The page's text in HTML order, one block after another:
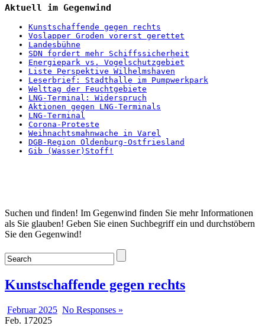
Aktuell im Gegenwind
Kunstschaffende gegen rechts
Voslapper Groden vorerst gerettet
Landesbühne
SDN fordert mehr Schiffssicherheit
Energiepark vs. Vogelschutzgebiet
Liste Perspektive Wilhelmshaven
Leserbrief: Stadthalle im Pumpwerkpark
Welttag der Feuchtgebiete
LNG-Terminal: Widerspruch
Aktionen gegen LNG-Terminals
LNG-Terminal
Corona-Proteste
Weihnachtsmahnwache in Varel
DGB-Region Oldenburg-Ostfriesland
Gib (Wasser)Stoff!
Startseite
Suchen und finden! Im Gegenwind finden Sie mehr Informationen
als Sie glauben! Geben Sie einen Suchbegriff ein und durchstöbern
Sie den Gegenwind!
Kunstschaffende gegen rechts
Februar 2025 No Responses »
Feb. 172025